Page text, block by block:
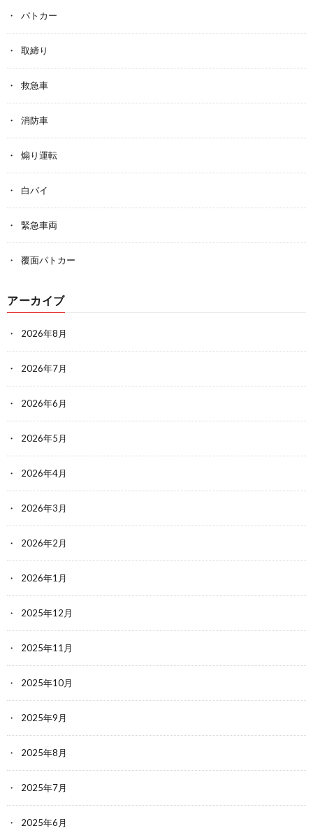
パトカー
取締り
救急車
消防車
煽り運転
白バイ
緊急車両
覆面パトカー
アーカイブ
2026年8月
2026年7月
2026年6月
2026年5月
2026年4月
2026年3月
2026年2月
2026年1月
2025年12月
2025年11月
2025年10月
2025年9月
2025年8月
2025年7月
2025年6月